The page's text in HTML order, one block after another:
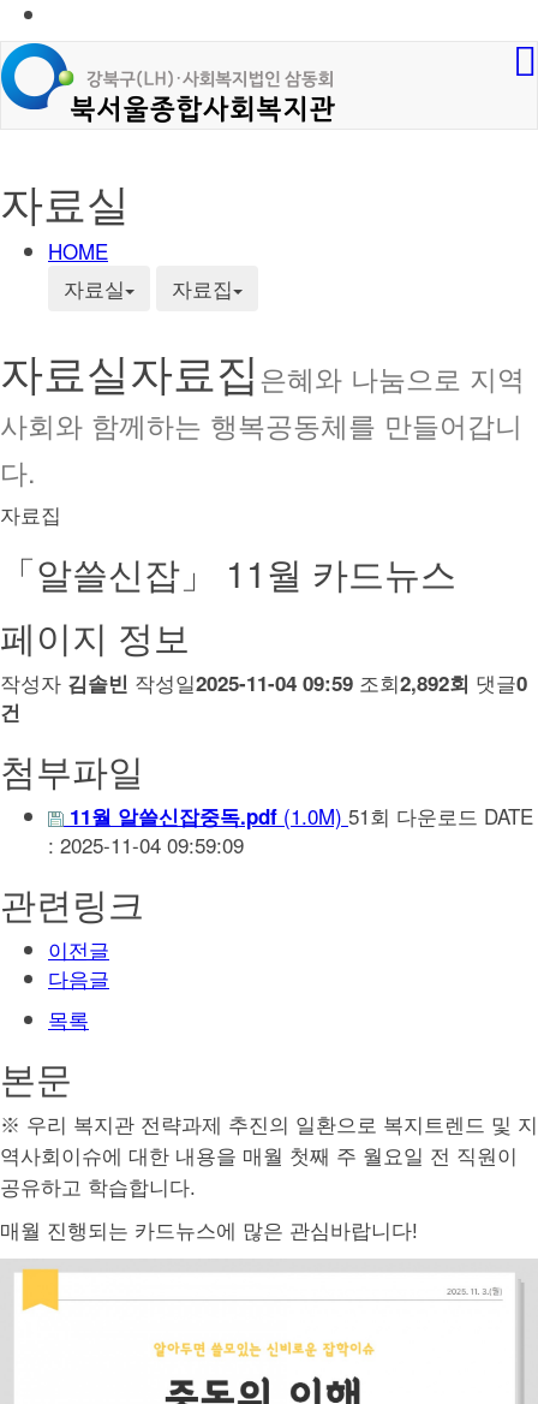
자료실
HOME
자료실
자료집
자료실자료집은혜와 나눔으로 지역
사회와 함께하는 행복공동체를 만들어갑니
다.
자료집
「알쓸신잡」 11월 카드뉴스
페이지 정보
작성자 김솔빈 작성일2025-11-04 09:59 조회2,892회 댓글0
건
첨부파일
11월 알쓸신잡중독.pdf (1.0M) 51회 다운로드 DATE
: 2025-11-04 09:59:09
관련링크
이전글
다음글
목록
본문
※ 우리 복지관 전략과제 추진의 일환으로 복지트렌드 및 지
역사회이슈에 대한 내용을 매월 첫째 주 월요일 전 직원이
공유하고 학습합니다.
매월 진행되는 카드뉴스에 많은 관심바랍니다!